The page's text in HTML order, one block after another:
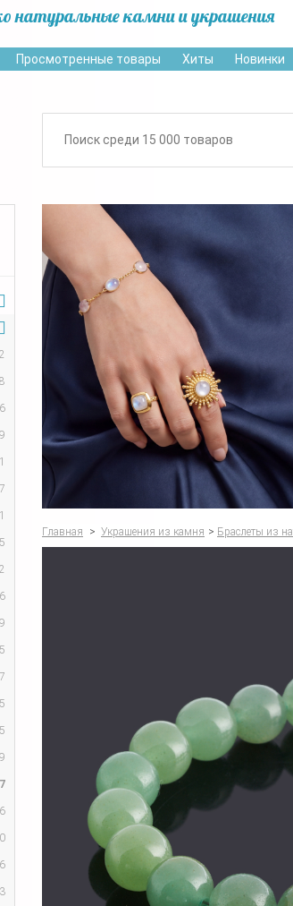
натуральные камни и украшения
Просмотренные товары Хиты Новинки
1
9
6
Главная > Украшения из камня > Браслеты из